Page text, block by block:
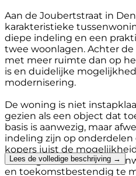
Aan de Joubertstraat in
karakteristieke
diepe indeling en een
twee woonlagen. Achter
met meer ruimte dan op
is en duidelijke
modernisering.
De woning is niet
gezien als een object dat
basis is aanwezig, maar
indeling zijn op
kopers juist de
naar eigen inzicht en
en toekomstbestendig te
Lees de volledige beschrijving →